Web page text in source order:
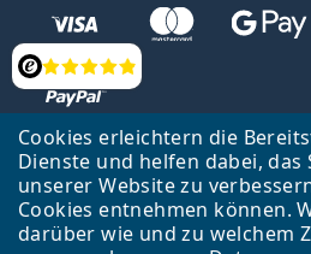
Cookies erleichtern die
Dienste und helfen dabei,
unserer Website zu
Cookies entnehmen können.
darüber wie und zu welchem
Bewertung
Zurück zur Hauptseite
Lentiamo s.r.o., Tschechien ist
Shops Lentiamo.at
Seit 18